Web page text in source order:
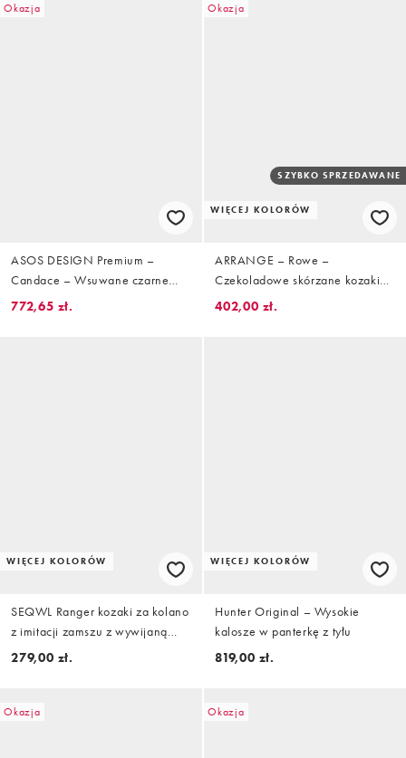
Okazja
ASOS DESIGN Premium –
Candace – Wsuwane czarne
skórzane kozaki do kolan ze
772,65 zł.
Okazja
WIĘCEJ KOLORÓW
SZYBKO SPRZEDAWANE
ARRANGE – Rowe –
Czekoladowe skórzane kozaki
do kolan na obcasie premium
402,00 zł.
WIĘCEJ KOLORÓW
SEQWL Ranger kozaki za kolano
z imitacji zamszu z wywijaną
cholewką w kolorze
279,00 zł.
WIĘCEJ KOLORÓW
Hunter Original – Wysokie
kalosze w panterkę z tyłu
819,00 zł.
Okazja Okazja